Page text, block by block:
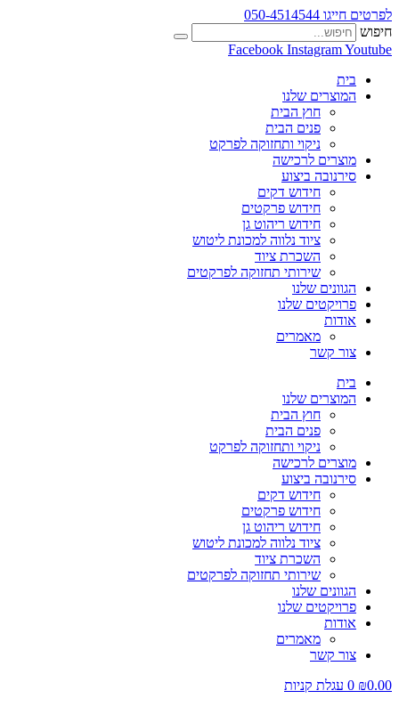
לפרטים חייגו 050-4514544
חיפוש
Facebook InstagramYoutube
בית
המוצרים שלנו
חוץ הבית
פנים הבית
ניקוי ותחזוקה לפרקט
מוצרים לרכישה
סירנובה ביצוע
חידוש דקים
חידוש פרקטים
חידוש ריהוט גן
ציוד נלווה למכונת ליטוש
השכרת ציוד
שירותי תחזוקה לפרקטים
הגוונים שלנו
פרויקטים שלנו
אודות
מאמרים
צור קשר
בית
המוצרים שלנו
חוץ הבית
פנים הבית
ניקוי ותחזוקה לפרקט
מוצרים לרכישה
סירנובה ביצוע
חידוש דקים
חידוש פרקטים
חידוש ריהוט גן
ציוד נלווה למכונת ליטוש
השכרת ציוד
שירותי תחזוקה לפרקטים
הגוונים שלנו
פרויקטים שלנו
אודות
מאמרים
צור קשר
₪0.00
0 עגלת קניות